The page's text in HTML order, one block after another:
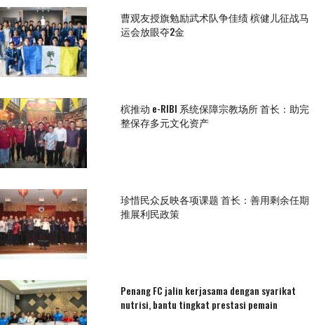
曹观友授旗勉励武术队争佳绩 槟健儿征战马
运会放眼夺2金
槟推动 e-RIBI 系统保障宗教场所 首长：助完
整保存多元文化资产
珍惜民众反映各项课题 首长：善用剩余任期
推展利民政策
Penang FC jalin kerjasama dengan syarikat
nutrisi, bantu tingkat prestasi pemain